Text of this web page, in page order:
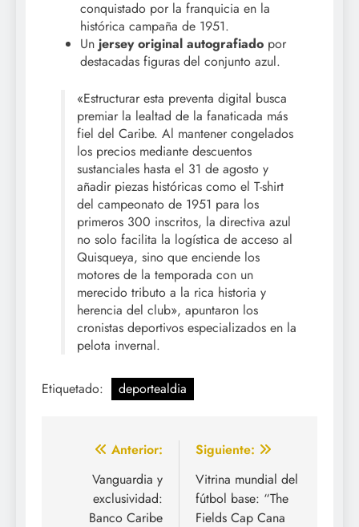
conquistado por la franquicia en la
histórica campaña de 1951.
Un jersey original autografiado por
destacadas figuras del conjunto azul.
«Estructurar esta preventa digital busca
premiar la lealtad de la fanaticada más
fiel del Caribe. Al mantener congelados
los precios mediante descuentos
sustanciales hasta el 31 de agosto y
añadir piezas históricas como el T-shirt
del campeonato de 1951 para los
primeros 300 inscritos, la directiva azul
no solo facilita la logística de acceso al
Quisqueya, sino que enciende los
motores de la temporada con un
merecido tributo a la rica historia y
herencia del club», apuntaron los
cronistas deportivos especializados en la
pelota invernal.
Etiquetado: deportealdia
Navegación
entradas
Anterior:
Vanguardia y
exclusividad:
Banco Caribe
Siguiente:
Vitrina mundial del
fútbol base: “The
Fields Cap Cana